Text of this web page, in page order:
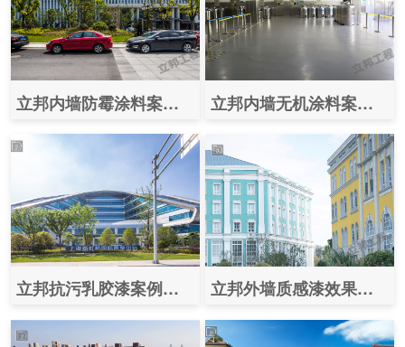
立邦内墙防霉涂料案例图片之（温州市人民医院） 立邦内墙无机涂料案例之（北京大宝日用品工厂）
立邦抗污乳胶漆案例效果图之（上海新虹桥国际医学中心） 立邦外墙质感漆效果图案例之（华为研发基地）